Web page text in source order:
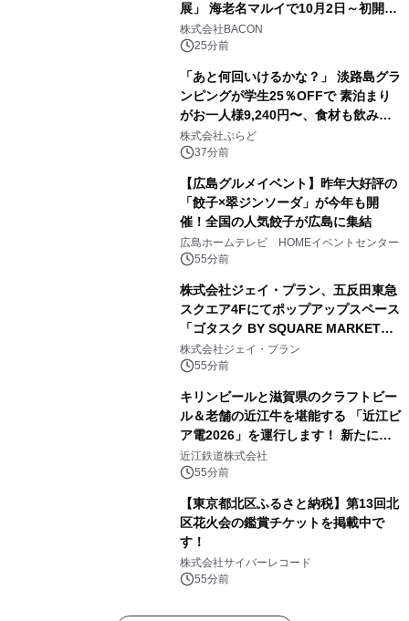
展」 海老名マルイで10月2日～初開
催！
株式会社BACON
25分前
「あと何回いけるかな？」 淡路島グラ
ンピングが学生25％OFFで 素泊まり
がお一人様9,240円〜、食材も飲み物
も持ち込み自由 「グランピングリゾー
ト Awaji」9月30日までの平日限定
株式会社ぷらど
37分前
【広島グルメイベント】昨年大好評の
「餃子×翠ジンソーダ」が今年も開
催！全国の人気餃子が広島に集結
広島ホームテレビ HOMEイベントセンター
55分前
株式会社ジェイ・プラン、五反田東急
スクエア4Fにてポップアップスペース
「ゴタスク BY SQUARE MARKET」
の運営を開始
株式会社ジェイ・プラン
55分前
キリンビールと滋賀県のクラフトビー
ル＆老舗の近江牛を堪能する 「近江ビ
ア電2026」を運行します！ 新たに
「長濱浪漫ビール」が参加！キリン一
番搾り飲み放題が復活！
近江鉄道株式会社
55分前
【東京都北区ふるさと納税】第13回北
区花火会の鑑賞チケットを掲載中で
す！
株式会社サイバーレコード
55分前